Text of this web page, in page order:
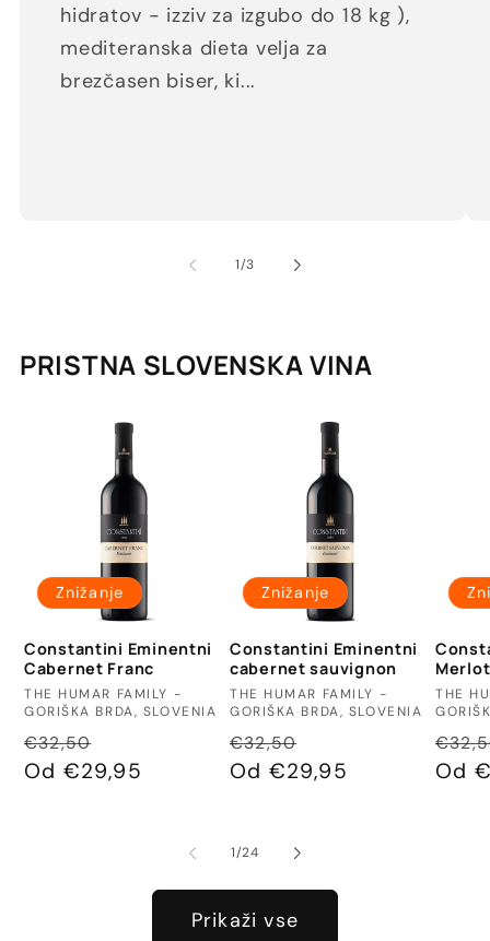
hidratov - izziv za izgubo do 18 kg ),
mediteranska dieta velja za
brezčasen biser, ki...
1/od
3
PRISTNA SLOVENSKA VINA
Znižanje
Constantini Eminentni
Cabernet Franc
Ponudnik:
THE HUMAR FAMILY -
GORIŠKA BRDA, SLOVENIA
Redna
cena
€32,50
cena
Od €29,95
Znižanje
Constantini Eminentni
cabernet sauvignon
Ponudnik:
THE HUMAR FAMILY -
GORIŠKA BRDA, SLOVENIA
Redna
cena
€32,50
cena
Od €29,95
Merlot
THE
cena
Od
1/od
24
Prikaži vse